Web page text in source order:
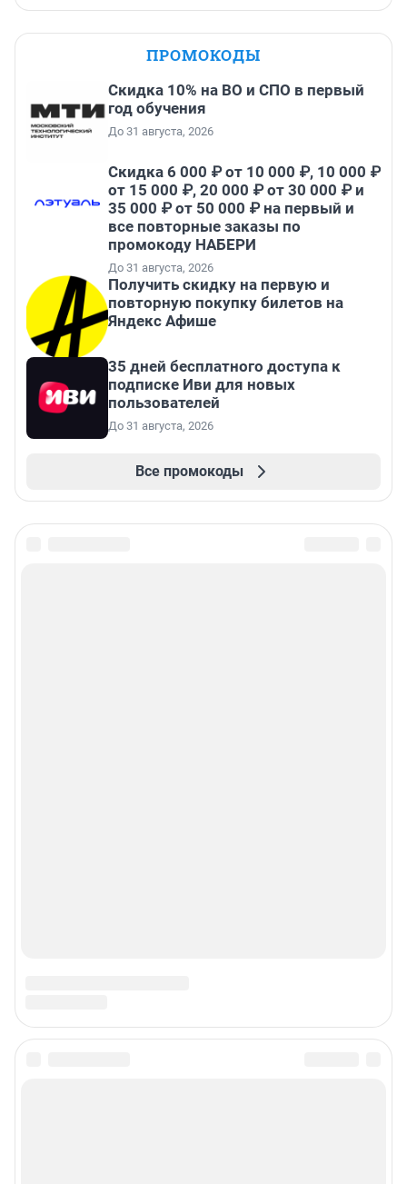
ПРОМОКОДЫ
Скидка 10% на ВО и СПО в первый
год обучения
До 31 августа, 2026
Скидка 6 000 ₽ от 10 000 ₽, 10 000 ₽
от 15 000 ₽, 20 000 ₽ от 30 000 ₽ и
35 000 ₽ от 50 000 ₽ на первый и
все повторные заказы по
промокоду НАБЕРИ
До 31 августа, 2026
Получить скидку на первую и
повторную покупку билетов на
Яндекс Афише
35 дней бесплатного доступа к
подписке Иви для новых
пользователей
До 31 августа, 2026
Все промокоды